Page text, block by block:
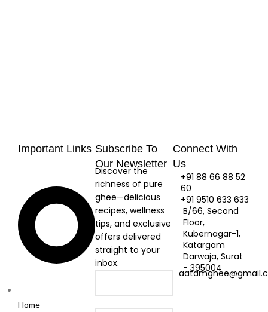
Important Links
Home
Subscribe To
Our Newsletter
Discover the
richness of pure
ghee—delicious
recipes, wellness
tips, and exclusive
offers delivered
straight to your
inbox.
Connect With
Us
+91 88 66 88 52
60
+91 9510 633 633
B/66, Second
Floor,
Kubernagar-1,
Katargam
Darwaja, Surat
- 395004